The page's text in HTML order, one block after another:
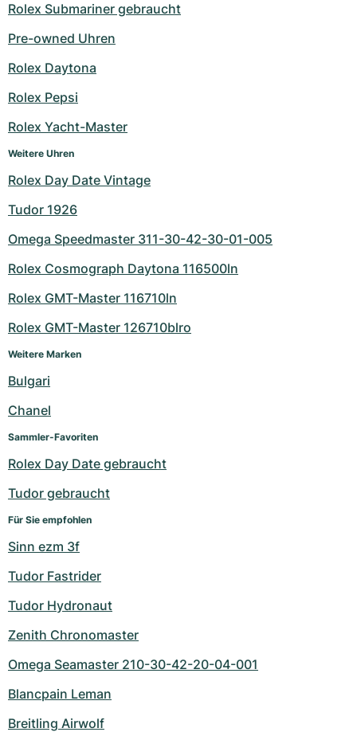
Rolex Submariner gebraucht
Pre-owned Uhren
Rolex Daytona
Rolex Pepsi
Rolex Yacht-Master
Weitere Uhren
Rolex Day Date Vintage
Tudor 1926
Omega Speedmaster 311-30-42-30-01-005
Rolex Cosmograph Daytona 116500ln
Rolex GMT-Master 116710ln
Rolex GMT-Master 126710blro
Weitere Marken
Bulgari
Chanel
Sammler-Favoriten
Rolex Day Date gebraucht
Tudor gebraucht
Für Sie empfohlen
Sinn ezm 3f
Tudor Fastrider
Tudor Hydronaut
Zenith Chronomaster
Omega Seamaster 210-30-42-20-04-001
Blancpain Leman
Breitling Airwolf